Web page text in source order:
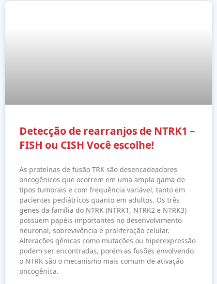
Detecção de rearranjos de NTRK1 –
FISH ou CISH Você escolhe!
As proteínas de fusão TRK são desencadeadores
oncogênicos que ocorrem em uma ampla gama de
tipos tumorais e com frequência variável, tanto em
pacientes pediátricos quanto em adultos. Os três
genes da família do NTRK (NTRK1, NTRK2 e NTRK3)
possuem papéis importantes no desenvolvimento
neuronal, sobrevivência e proliferação celular.
Alterações gênicas como mutações ou hiperexpressão
podem ser encontradas, porém as fusões envolvendo
o NTRK são o mecanismo mais comum de ativação
oncogênica.